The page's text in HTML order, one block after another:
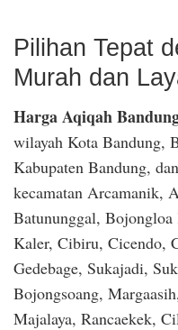
Pilihan Tepat
Murah dan
Harga Aqiqah
wilayah Kota Bandung,
Kabupaten Bandung,
kecamatan Arcamanik,
Batununggal,
Kaler, Cibiru, Cicendo,
Gedebage, Sukajadi,
Bojongsoang,
Majalaya, Rancaekek,